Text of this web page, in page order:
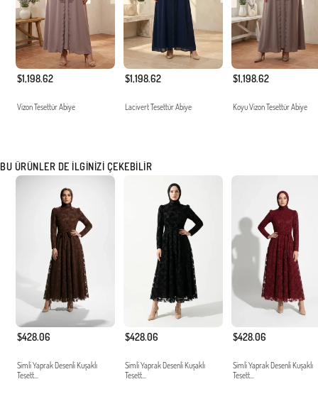
$1,198.62
Vizon Tesettür Abiye
$1,198.62
Lacivert Tesettür Abiye
$1,198.62
Koyu Vizon Tesettür Abiye
BU ÜRÜNLER DE İLGINIZI ÇEKEBILIR
$428.06
Simli Yaprak Desenli Kuşaklı
Tesett...
$428.06
Simli Yaprak Desenli Kuşaklı
Tesett...
$428.06
Simli Yaprak Desenli Kuşaklı
Tesett...